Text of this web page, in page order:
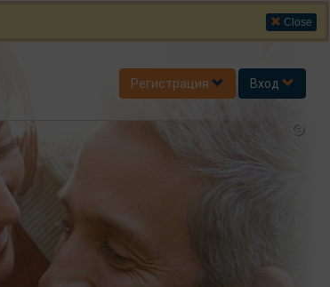
Close
Регистрация Вход